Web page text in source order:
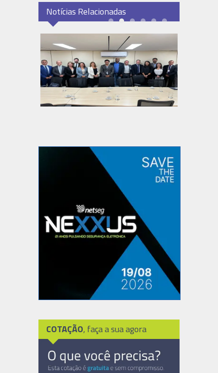
Notícias Relacionadas
COTAÇÃO, faça a sua agora